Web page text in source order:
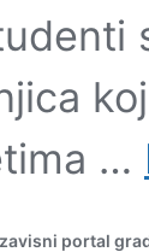
…
portal